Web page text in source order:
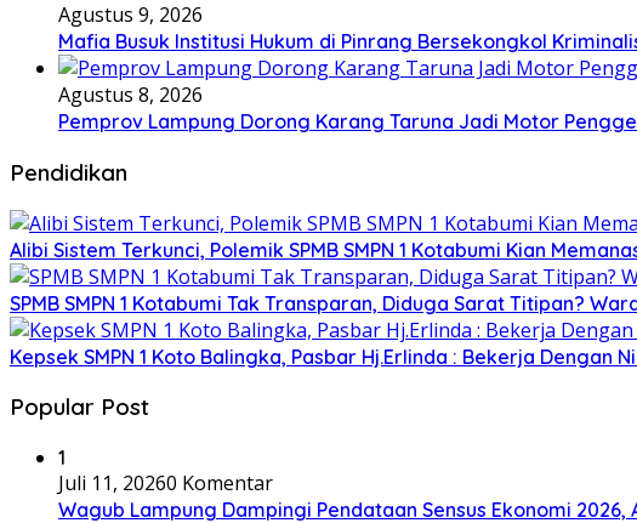
Agustus 9, 2026
Mafia Busuk Institusi Hukum di Pinrang Bersekongkol
Agustus 8, 2026
Pemprov Lampung Dorong Karang Taruna Jadi Motor
Pendidikan
Alibi Sistem Terkunci, Polemik SPMB SMPN 1 Kotabumi Kian
SPMB SMPN 1 Kotabumi Tak Transparan, Diduga Sarat Titipan?
Kepsek SMPN 1 Koto Balingka, Pasbar Hj.Erlinda : Bekerja Dengan
Popular Post
1
Juli 11, 20260 Komentar
Wagub Lampung Dampingi Pendataan Sensus Ekonomi